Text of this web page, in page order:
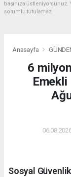
başınıza
sorumlu tutulamaz.
Anasayfa
6
Emekli
Sosyal